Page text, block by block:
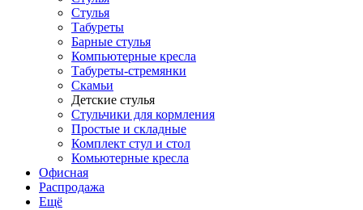
Стулья
Табуреты
Барные стулья
Компьютерные кресла
Табуреты-стремянки
Скамьи
Детские стулья
Стульчики для кормления
Простые и складные
Комплект стул и стол
Комьютерные кресла
Офисная
Распродажа
Eщё